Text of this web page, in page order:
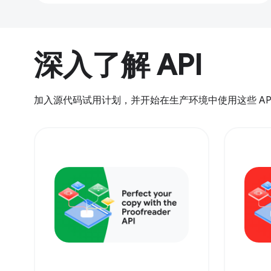
深入了解 API
加入源代码试用计划，并开始在生产环境中使用这些